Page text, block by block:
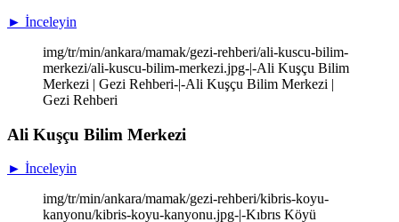
► İnceleyin
img/tr/min/ankara/mamak/gezi-rehberi/ali-kuscu-bilim-
merkezi/ali-kuscu-bilim-merkezi.jpg-|-Ali Kuşçu Bilim
Merkezi | Gezi Rehberi-|-Ali Kuşçu Bilim Merkezi |
Gezi Rehberi
Ali Kuşçu Bilim Merkezi
► İnceleyin
img/tr/min/ankara/mamak/gezi-rehberi/kibris-koyu-
kanyonu/kibris-koyu-kanyonu.jpg-|-Kıbrıs Köyü